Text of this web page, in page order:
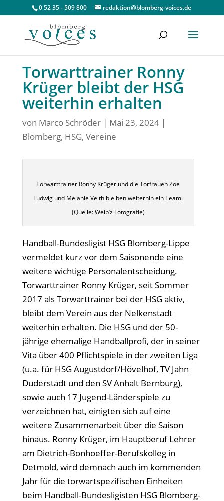
0 52 35 - 509 800 redaktion@blomberg-voices.de
Torwarttrainer Ronny
Krüger bleibt der HSG
weiterhin erhalten
von Marco Schröder| Mai 23, 2024|
Blomberg, HSG, Vereine
Torwarttrainer Ronny Krüger und die Torfrauen Zoe
Ludwig und Melanie Veith bleiben weiterhin ein Team.
(Quelle: Weib’z Fotografie)
Handball-Bundesligist HSG Blomberg-Lippe
vermeldet kurz vor dem Saisonende eine
weitere wichtige Personalentscheidung.
Torwarttrainer Ronny Krüger, seit Sommer
2017 als Torwarttrainer bei der HSG aktiv,
bleibt dem Verein aus der Nelkenstadt
weiterhin erhalten. Die HSG und der 50-
jährige ehemalige Handballprofi, der in seiner
Vita über 400 Pflichtspiele in der zweiten Liga
(u.a. für HSG Augustdorf/Hövelhof, TV Jahn
Duderstadt und den SV Anhalt Bernburg),
sowie auch 17 Jugend-Länderspiele zu
verzeichnen hat, einigten sich auf eine
weitere Zusammenarbeit über die Saison
hinaus. Ronny Krüger, im Hauptberuf Lehrer
am Dietrich-Bonhoeffer-Berufskolleg in
Detmold, wird demnach auch im kommenden
Jahr für die torwartspezifischen Einheiten
beim Handball-Bundesligisten HSG Blomberg-